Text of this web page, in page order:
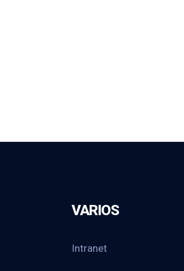
VARIOS
Intranet